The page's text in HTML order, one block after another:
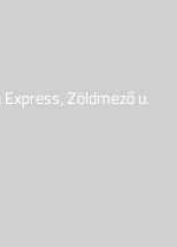
Zöldmező u.